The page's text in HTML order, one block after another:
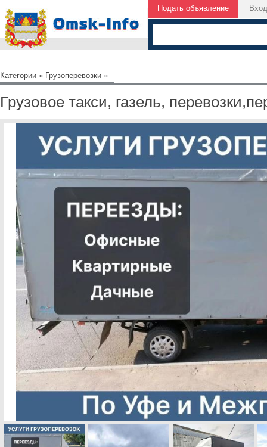
Подать объявление Вход
Категории » Грузоперевозки »
Грузовое такси, газель,